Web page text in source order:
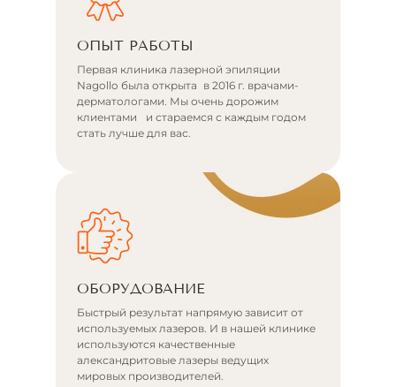
ОПЫТ РАБОТЫ
Первая клиника лазерной эпиляции
Nagollo была открыта в 2016 г. врачами-
дерматологами. Мы очень дорожим
клиентами и стараемся с каждым годом
стать лучше для вас.
ОБОРУДОВАНИЕ
Быстрый результат напрямую зависит от
используемых лазеров. И в нашей клинике
используются качественные
александритовые лазеры ведущих
мировых производителей.